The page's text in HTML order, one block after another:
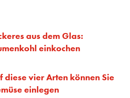
aus dem Glas:
einkochen
diese vier Arten können Sie
einlegen